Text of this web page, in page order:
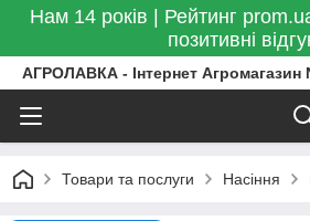
Нам 14 років | Рейтинг
позитивні
АГРОЛАВКА - Інтернет Агромагазин
Товари та послуги Насіння